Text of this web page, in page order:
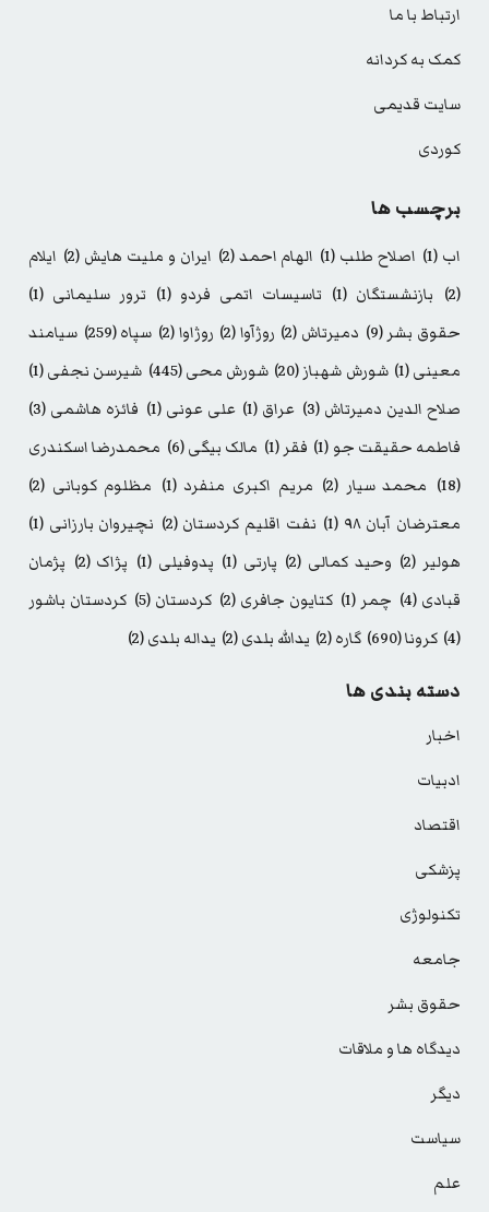
ارتباط با ما
کمک به کردانه
سایت قدیمی
کوردی
برچسب ها
اب (1) اصلاح طلب (1) الهام احمد(2) ایران و ملیت هایش (2)
ایلام
(2)
بازنشستگان (1) تاسیسات اتمی فردو (1) ترور سلیمانی (1)
حقوق بشر (9) دمیرتاش (2) روژآوا(2) روژاوا(2) سپاه(259)
سیامند
معینی(1) شورش شهباز(20) شورش محی(445) شیرسن نجفی(1)
صلاح الدین دمیرتاش (3) عراق (1) علی عونی (1) فائزه هاشمی (3)
فاطمه حقیقت جو (1) فقر (1) مالک بیگی(6)
محمدرضا اسکندری
(18)
محمد سیار (2) مریم اکبری منفرد (1) مظلوم کوبانی (2)
معترضان آبان ۹۸
(1) نفت اقلیم کردستان (2) نچیروان بارزانی (1)
هولیر (2) وحید کمالی (2) پارتی (1) پدوفیلی (1) پژاک (2)
پژمان
قبادی (4) چمر (1) کتایون جافری (2) کردستان (5)
کردستان باشور
(4)
کرونا(690) گاره(2) یدالله بلدی(2) یداله بلدی(2)
دسته بندی ها
اخبار
ادبیات
اقتصاد
پزشکی
تکنولوژی
جامعه
حقوق بشر
دیدگاه ها و ملاقات
دیگر
سیاست
علم